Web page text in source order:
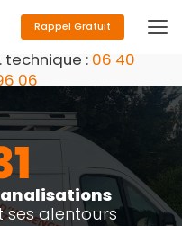
technique : 06 40
06
Rappel Gratuit
ses alentours